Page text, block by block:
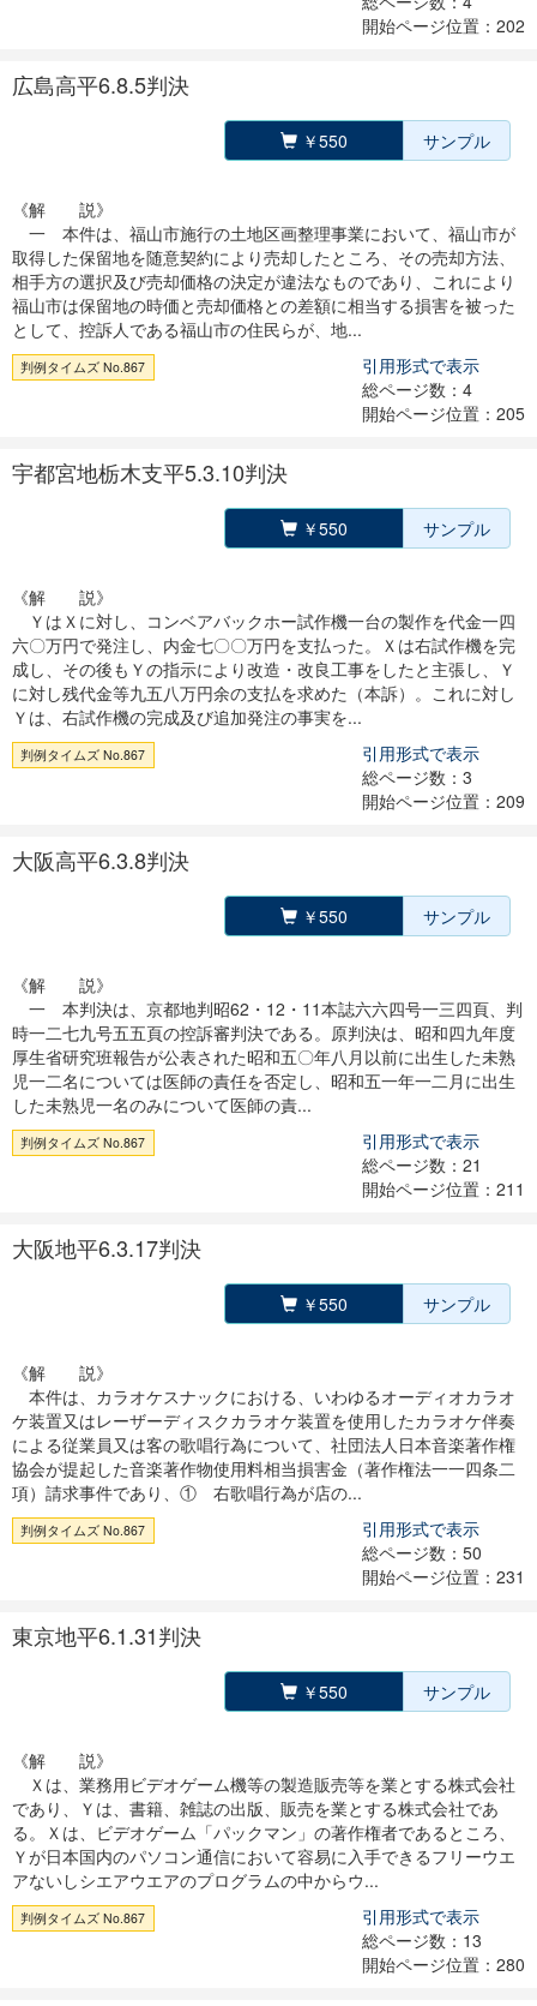
開始ページ位置：202
広島高平6.8.5判決
￥550 サンプル
《解 説》
一 本件は、福山市施行の土地区画整理事業において、福山市が
取得した保留地を随意契約により売却したところ、その売却方法、
相手方の選択及び売却価格の決定が違法なものであり、これにより
福山市は保留地の時価と売却価格との差額に相当する損害を被った
として、控訴人である福山市の住民らが、地...
判例タイムズ No.867
引用形式で表示
総ページ数：4
開始ページ位置：205
宇都宮地栃木支平5.3.10判決
￥550 サンプル
《解 説》
ＹはＸに対し、コンベアバックホー試作機一台の製作を代金一四
六〇万円で発注し、内金七〇〇万円を支払った。Ｘは右試作機を完
成し、その後もＹの指示により改造・改良工事をしたと主張し、Ｙ
に対し残代金等九五八万円余の支払を求めた（本訴）。これに対し
Ｙは、右試作機の完成及び追加発注の事実を...
判例タイムズ No.867
引用形式で表示
総ページ数：3
開始ページ位置：209
大阪高平6.3.8判決
￥550 サンプル
《解 説》
一 本判決は、京都地判昭62・12・11本誌六六四号一三四頁、判
時一二七九号五五頁の控訴審判決である。原判決は、昭和四九年度
厚生省研究班報告が公表された昭和五〇年八月以前に出生した未熟
児一二名については医師の責任を否定し、昭和五一年一二月に出生
した未熟児一名のみについて医師の責...
判例タイムズ No.867
引用形式で表示
総ページ数：21
開始ページ位置：211
大阪地平6.3.17判決
￥550 サンプル
《解 説》
本件は、カラオケスナックにおける、いわゆるオーディオカラオ
ケ装置又はレーザーディスクカラオケ装置を使用したカラオケ伴奏
による従業員又は客の歌唱行為について、社団法人日本音楽著作権
協会が提起した音楽著作物使用料相当損害金（著作権法一一四条二
項）請求事件であり、① 右歌唱行為が店の...
判例タイムズ No.867
引用形式で表示
総ページ数：50
開始ページ位置：231
東京地平6.1.31判決
￥550 サンプル
《解 説》
Ｘは、業務用ビデオゲーム機等の製造販売等を業とする株式会社
であり、Ｙは、書籍、雑誌の出版、販売を業とする株式会社であ
る。Ｘは、ビデオゲーム「パックマン」の著作権者であるところ、
Ｙが日本国内のパソコン通信において容易に入手できるフリーウエ
アないしシエアウエアのプログラムの中からウ...
判例タイムズ No.867
引用形式で表示
総ページ数：13
開始ページ位置：280